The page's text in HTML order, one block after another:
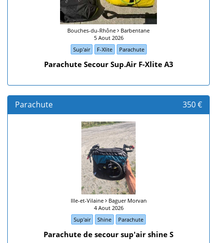
Bouches-du-Rhône
Barbentane
5 Aout 2026
Sup'air
F-Xlite Parachute
Parachute Secour Sup.Air F-Xlite A3
Parachute 350 €
Ille-et-Vilaine Baguer Morvan
4 Aout 2026
Sup'air
Shine Parachute
Parachute de secour sup'air shine S